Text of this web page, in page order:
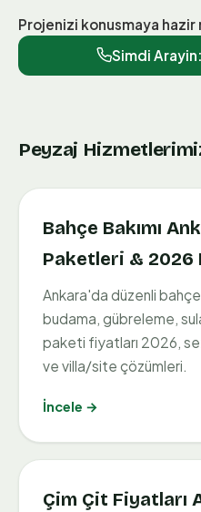
Projenizi konusmaya hazir
Simdi Arayin:
Peyzaj
Bahçe Bakımı
Paketleri & 2026
Ankara'da düzenli bahçe
budama, gübreleme,
paketi fiyatları 2026,
ve villa/site çözümleri.
İncele →
Çim Çit Fiyatları